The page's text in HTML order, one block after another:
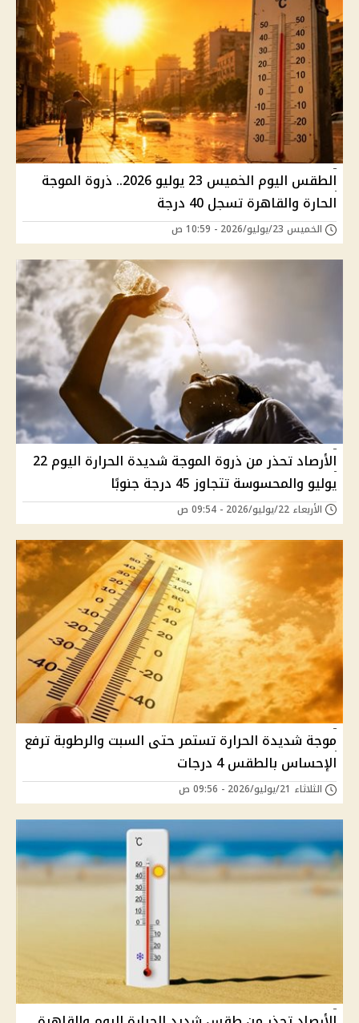
الطقس اليوم الخميس 23 يوليو 2026.. ذروة الموجة
الحارة والقاهرة تسجل 40 درجة
الخميس 23/يوليو/2026 - 10:59 ص
الأرصاد تحذر من ذروة الموجة شديدة الحرارة اليوم 22
يوليو والمحسوسة تتجاوز 45 درجة جنوبًا
الأربعاء 22/يوليو/2026 - 09:54 ص
موجة شديدة الحرارة تستمر حتى السبت والرطوبة ترفع
الإحساس بالطقس 4 درجات
الثلاثاء 21/يوليو/2026 - 09:56 ص